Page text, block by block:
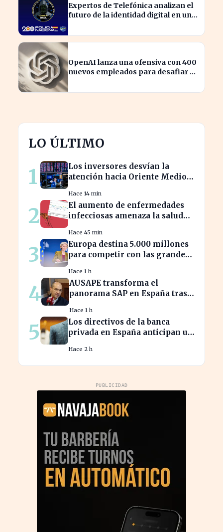
Expertos de Telefónica analizan el
futuro de la identidad digital en un
OpenAI lanza una ofensiva con 400
nuevos empleados para desafiar a
LO ÚLTIMO
1
Los inversores desvían la
atención hacia Oriente Medio
desploma
Hace 14 min
2
El aumento de enfermedades
infecciosas amenaza la salud
Hace 45 min
3
Europa destina 5.000 millones
para competir con las grandes
Hace 1 h
4
AUSAPE transforma el
panorama SAP en España tras
Hace 1 h
5
Los directivos de la banca
privada en España anticipan un
beneficios
Hace 2 h
PUBLICIDAD